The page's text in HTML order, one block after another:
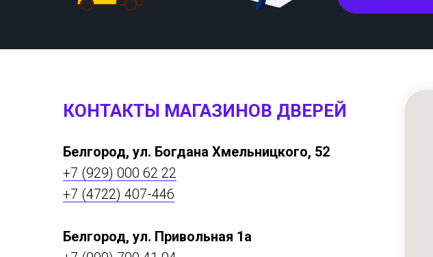
КОНТАКТЫ МАГАЗИНОВ ДВЕРЕЙ
Белгород, ул. Богдана Хмельницкого, 52
+7 (929) 000 62 22
+7 (4722) 407-446
Белгород, ул. Привольная 1а